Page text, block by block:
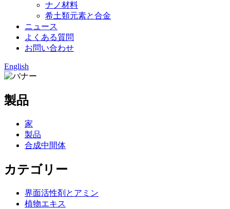
ナノ材料
希土類元素と合金
ニュース
よくある質問
お問い合わせ
English
製品
家
製品
合成中間体
カテゴリー
界面活性剤とアミン
植物エキス